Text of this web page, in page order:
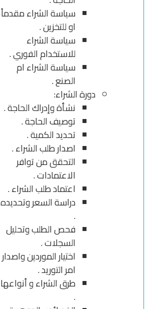
سياسة الشراء مقدماً
او للتخزين .
سياسة الشراء
للاستخدام الفوري .
سياسة الشراء ام
الصنع .
دورة الشراء:
نشأة وإدراك الحاجة .
توصيف الحاجة .
تحديد الكمية .
اصدار طلب الشراء .
التحقق من توافر
الاعتمادات .
اعتماد طلب الشراء .
دراسة السعر وتحديده
.
فحص الطلب وتحليل
السجلات .
اختيار الموردين واصدار
امر التوريد .
طرق الشراء و أنواعها
.